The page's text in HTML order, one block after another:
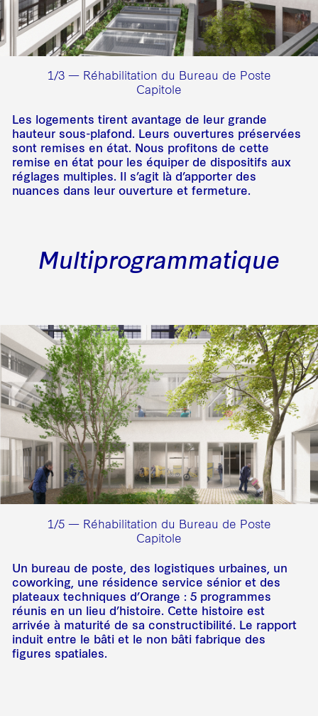
1/3 — Réhabilitation du Bureau de Poste
Capitole
Les logements tirent avantage de leur grande
hauteur sous-plafond. Leurs ouvertures préservées
sont remises en état. Nous profitons de cette
remise en état pour les équiper de dispositifs aux
réglages multiples. Il s’agit là d’apporter des
nuances dans leur ouverture et fermeture.
Multiprogrammatique
1/5 — Réhabilitation du Bureau de Poste
Capitole
Un bureau de poste, des logistiques urbaines, un
coworking, une résidence service sénior et des
plateaux techniques d’Orange : 5 programmes
réunis en un lieu d’histoire. Cette histoire est
arrivée à maturité de sa constructibilité. Le rapport
induit entre le bâti et le non bâti fabrique des
figures spatiales.